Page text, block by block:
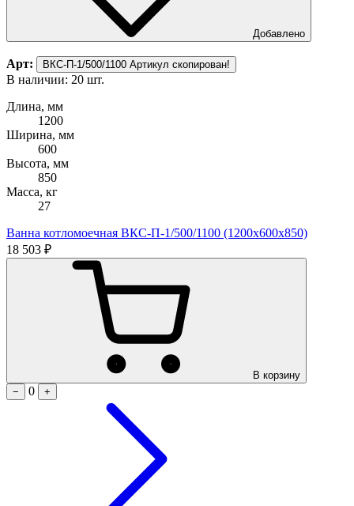
Добавлено
Арт: ВКС-П-1/500/1100 Артикул скопирован!
В наличии: 20 шт.
Длина, мм
1200
Ширина, мм
600
Высота, мм
850
Масса, кг
27
Ванна котломоечная ВКС-П-1/500/1100 (1200х600х850)
18 503 ₽
В корзину
−
0 +